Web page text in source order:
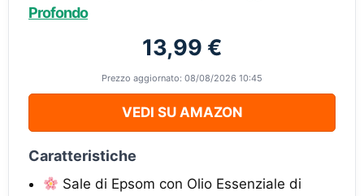
Profondo
13,99 €
Prezzo aggiornato: 08/08/2026 10:45
VEDI SU AMAZON
Caratteristiche
Sale di Epsom con Olio Essenziale di